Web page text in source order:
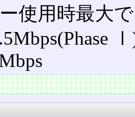
使用時最大